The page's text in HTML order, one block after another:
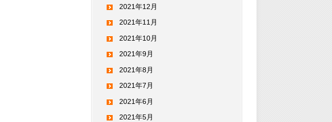
2021年12月
2021年11月
2021年10月
2021年9月
2021年8月
2021年7月
2021年6月
2021年5月